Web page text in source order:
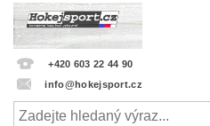
+420 603 22 44 90
info@hokejsport.cz